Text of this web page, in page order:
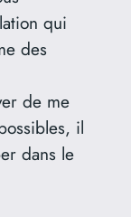
qui
des
de me
il
dans le